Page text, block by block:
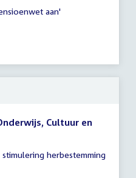
aan'
Cultuur en
herbestemming